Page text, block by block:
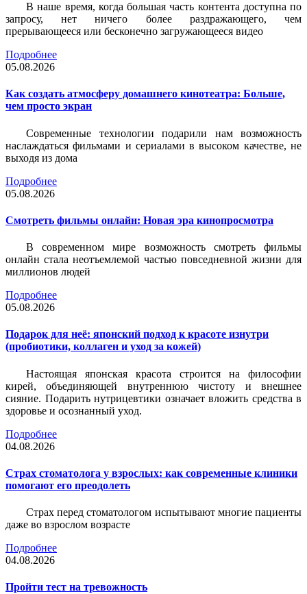
В наше время, когда большая часть контента доступна по
запросу, нет ничего более раздражающего, чем
прерывающееся или бесконечно загружающееся видео
Подробнее
05.08.2026
Как создать атмосферу домашнего кинотеатра: Больше,
чем просто экран
Современные технологии подарили нам возможность
наслаждаться фильмами и сериалами в высоком качестве, не
выходя из дома
Подробнее
05.08.2026
Смотреть фильмы онлайн: Новая эра кинопросмотра
В современном мире возможность смотреть фильмы
онлайн стала неотъемлемой частью повседневной жизни для
миллионов людей
Подробнее
05.08.2026
Подарок для неё: японский подход к красоте изнутри
(пробиотики, коллаген и уход за кожей)
Настоящая японская красота строится на философии
кирей, объединяющей внутреннюю чистоту и внешнее
сияние. Подарить нутрицевтики означает вложить средства в
здоровье и осознанный уход.
Подробнее
04.08.2026
Страх стоматолога у взрослых: как современные клиники
помогают его преодолеть
Страх перед стоматологом испытывают многие пациенты
даже во взрослом возрасте
Подробнее
04.08.2026
Пройти тест на тревожность